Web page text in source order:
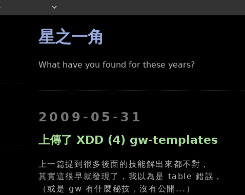
星之一角
What have you found for these years?
2009-05-31
上傳了 XDD (4) gw-templates
上一篇提到很多後面的技能解出來都不對，
其實這很早就發現了，我以為是 table 錯誤，
（或是 gw 有什麼秘技，沒有公開...）